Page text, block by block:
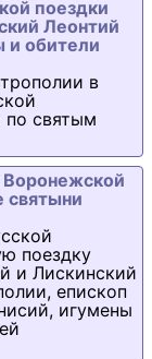
поездки
Леонтий
и обители
в
по святым
Воронежской
святыни
поездку
и Лискинский
епископ
игумены